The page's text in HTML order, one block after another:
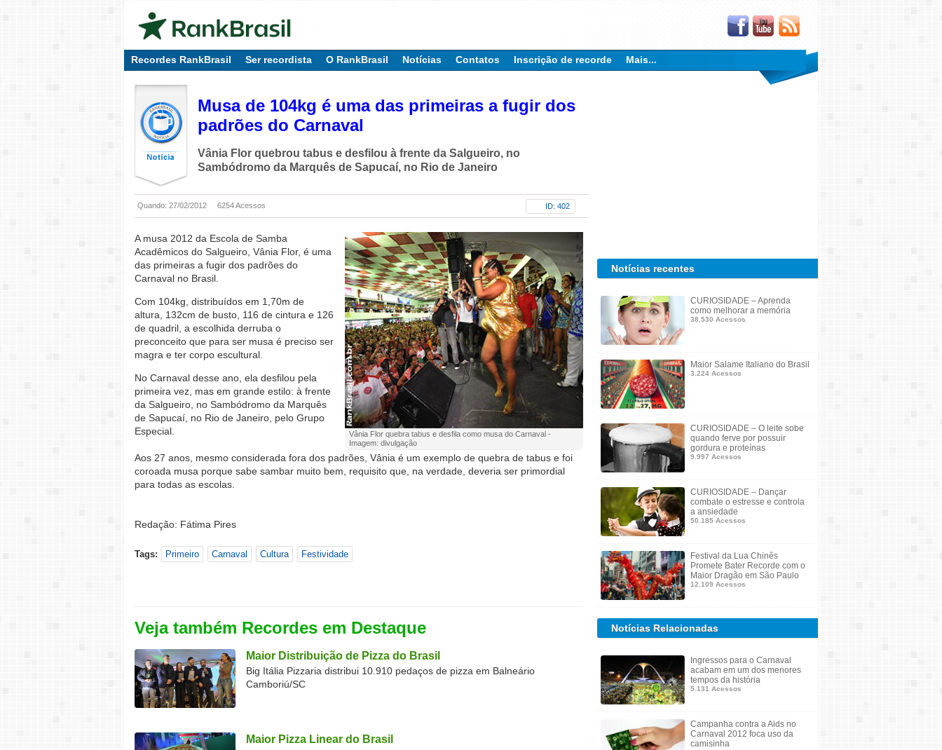
Recordes RankBrasil Ser recordista O RankBrasil Notícias Contatos Inscrição de recorde Mais...
Musa de 104kg é uma das primeiras a fugir dos
padrões do Carnaval
Vânia Flor quebrou tabus e desfilou à frente da Salgueiro, no
Sambódromo da Marquês de Sapucaí, no Rio de Janeiro
Quando: 27/02/2012 6254 Acessos ID: 402
Vânia Flor quebra tabus e desfila como musa do Carnaval -
Imagem: divulgação
A musa 2012 da Escola de Samba
Acadêmicos do Salgueiro, Vânia Flor, é uma
das primeiras a fugir dos padrões do
Carnaval no Brasil.
Com 104kg, distribuídos em 1,70m de
altura, 132cm de busto, 116 de cintura e 126
de quadril, a escolhida derruba o
preconceito que para ser musa é preciso ser
magra e ter corpo escultural.
No Carnaval desse ano, ela desfilou pela
primeira vez, mas em grande estilo: à frente
da Salgueiro, no Sambódromo da Marquês
de Sapucaí, no Rio de Janeiro, pelo Grupo
Especial.
Aos 27 anos, mesmo considerada fora dos padrões, Vânia é um exemplo de quebra de tabus e foi
coroada musa porque sabe sambar muito bem, requisito que, na verdade, deveria ser primordial
para todas as escolas.
Redação: Fátima Pires
Tags: Primeiro Carnaval Cultura Festividade
Veja também Recordes em Destaque
Maior Distribuição de Pizza do Brasil
Big Itália Pizzaria distribui 10.910 pedaços de pizza em Balneário
Camboriú/SC
Maior Pizza Linear do Brasil
Notícias recentes
CURIOSIDADE – Aprenda
como melhorar a memória
38.530 Acessos
Maior Salame Italiano do Brasil
3.224 Acessos
CURIOSIDADE – O leite sobe
quando ferve por possuir
gordura e proteínas
9.997 Acessos
CURIOSIDADE – Dançar
combate o estresse e controla
a ansiedade
50.185 Acessos
Festival da Lua Chinês
Promete Bater Recorde com o
Maior Dragão em São Paulo
12.109 Acessos
Notícias Relacionadas
Ingressos para o Carnaval
acabam em um dos menores
tempos da história
5.131 Acessos
Campanha contra a Aids no
Carnaval 2012 foca uso da
camisinha